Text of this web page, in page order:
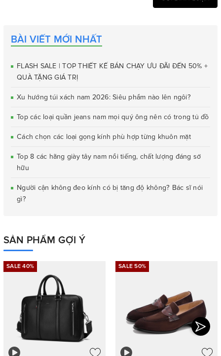
BÀI VIẾT MỚI NHẤT
FLASH SALE | TOP THIẾT KẾ BÁN CHẠY ƯU ĐÃI ĐẾN 50% +
QUÀ TẶNG GIÁ TRỊ
Xu hướng túi xách nam 2026: Siêu phẩm nào lên ngôi?
Top các loại quần jeans nam mọi quý ông nên có trong tủ đồ
Cách chọn các loại gọng kính phù hợp từng khuôn mặt
Top 8 các hãng giày tây nam nổi tiếng, chất lượng đáng sở
hữu
Người cận không đeo kính có bị tăng độ không? Bác sĩ nói
gì?
SẢN PHẨM GỢI Ý
SALE 40% SALE 50%